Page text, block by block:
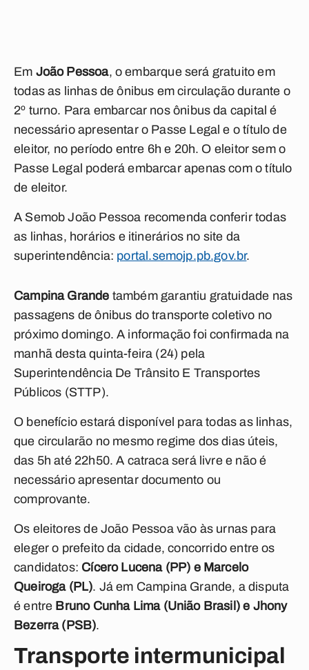
Em João Pessoa, o embarque será gratuito em
todas as linhas de ônibus em circulação durante o
2º turno. Para embarcar nos ônibus da capital é
necessário apresentar o Passe Legal e o título de
eleitor, no período entre 6h e 20h. O eleitor sem o
Passe Legal poderá embarcar apenas com o título
de eleitor.
A Semob João Pessoa recomenda conferir todas
as linhas, horários e itinerários no site da
superintendência: portal.semojp.pb.gov.br.
Campina Grande também garantiu gratuidade nas
passagens de ônibus do transporte coletivo no
próximo domingo. A informação foi confirmada na
manhã desta quinta-feira (24) pela
Superintendência De Trânsito E Transportes
Públicos (STTP).
O benefício estará disponível para todas as linhas,
que circularão no mesmo regime dos dias úteis,
das 5h até 22h50. A catraca será livre e não é
necessário apresentar documento ou
comprovante.
Os eleitores de João Pessoa vão às urnas para
eleger o prefeito da cidade, concorrido entre os
candidatos: Cícero Lucena (PP) e Marcelo
Queiroga (PL). Já em Campina Grande, a disputa
é entre Bruno Cunha Lima (União Brasil) e Jhony
Bezerra (PSB).
Transporte intermunicipal